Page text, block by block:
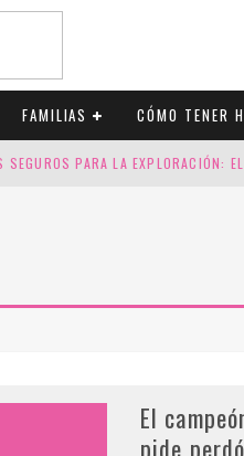
FAMILIAS CÓMO TENER
SEGUROS PARA LA EXPLORACIÓN:
CELEBRA EL ORGULLO CON CUATRO
El
pide